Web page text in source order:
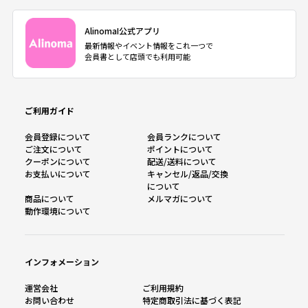
AlinomaI公式アプリ
最新情報やイベント情報をこれ一つで
会員書として店頭でも利用可能
ご利用ガイド
会員登録について
会員ランクについて
ご注文について
ポイントについて
クーポンについて
配送/送料について
お支払いについて
キャンセル/返品/交換
について
商品について
メルマガについて
動作環境について
インフォメーション
運営会社
ご利用規約
お問い合わせ
特定商取引法に基づく表記